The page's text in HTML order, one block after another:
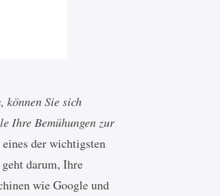
können Sie sich
Ihre Bemühungen zur
der wichtigsten
darum, Ihre
wie Google und